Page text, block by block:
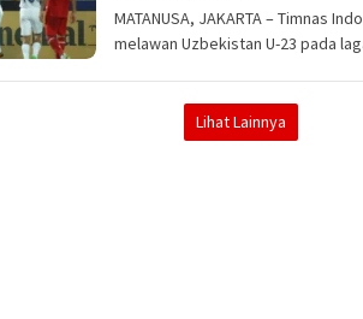
MATANUSA, JAKARTA – Timnas
melawan Uzbekistan U-23 pada
Lihat Lainnya